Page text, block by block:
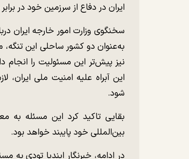
ایران در دفاع از سرزمین خود در
سخنگوی وزارت امور خارجه ایران
به‌عنوان دو کشور ساحلی این
نیز پیش‌تر این مسئولیت را انجام
این آبراه علیه امنیت ملی ایران،
شود.
بقایی تاکید کرد این مسئله به
بین‌المللی خود پایبند خواهد بود.
در ادامه، خبرنگار ایندیا تودی به